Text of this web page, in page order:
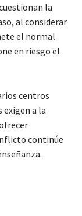
la
al considerar
el normal
en riesgo el
centros
exigen a la
continúe